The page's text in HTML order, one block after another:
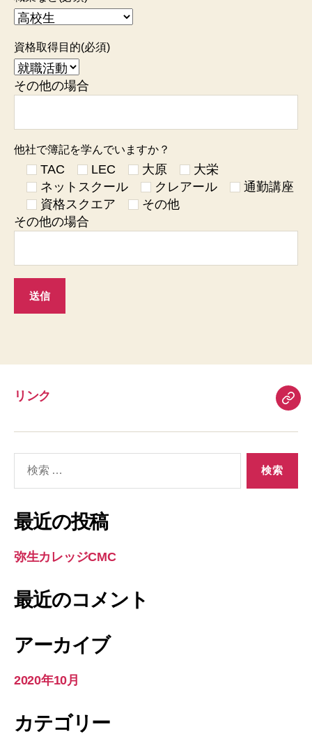
資格取得目的(必須)
その他の場合
他社で簿記を学んでいますか？
TAC LEC 大原
大栄
ネットスクール
クレアール
通勤講座
資格スクエア
その他
その他の場合
リンク
リ
象:
最近の投稿
弥生カレッジCMC
最近のコメント
アーカイブ
2020年10月
カテゴリー